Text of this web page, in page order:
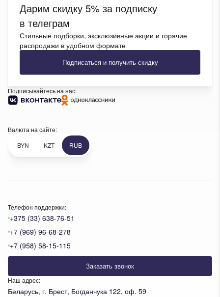
Телефон поддержки:
+375 (33) 638-76-51
+7 (969) 96-68-278
+7 (958) 58-15-115
Заказать звонок
Наш адрес:
Беларусь, г. Брест, Богданчука 122, оф. 59
Дарим скидку 5% за подписку
в телеграм
Стильные подборки, эксклюзивные акции и горячие
распродажи в удобном формате
Подписаться и получить скидку
Подписывайтесь на нас:
Валюта на сайте:
BYN
KZT RUB